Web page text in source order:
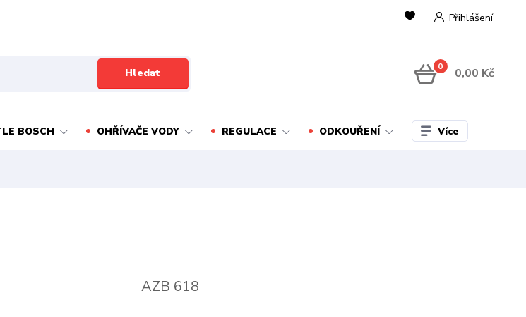
Přihlášení
Hledat 0 0,00 Kč
BOSCH OHŘÍVAČE VODY REGULACE ODKOUŘENÍ Více
AZB 618